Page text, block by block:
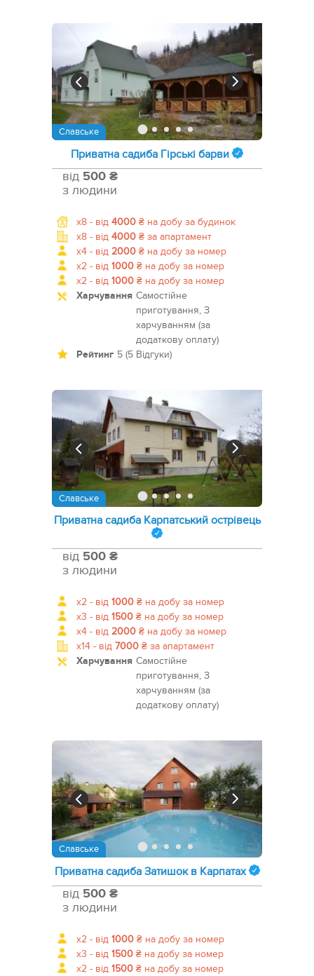
Славське
Приватна садиба Гірські барви
від 500 ₴
з людини
x8 - від 4000 ₴ на добу за будинок
x8 - від 4000 ₴ за апартамент
x4 - від 2000 ₴ на добу за номер
x2 - від 1000 ₴ на добу за номер
x2 - від 1000 ₴ на добу за номер
Харчування Самостійне
приготування, З
харчуванням (за
додаткову оплату)
Рейтинг 5 (5 Відгуки)
Славське
Приватна садиба Карпатський острівець
від 500 ₴
з людини
x2 - від 1000 ₴ на добу за номер
x3 - від 1500 ₴ на добу за номер
x4 - від 2000 ₴ на добу за номер
x14 - від 7000 ₴ за апартамент
Харчування Самостійне
приготування, З
харчуванням (за
додаткову оплату)
Славське
Приватна садиба Затишок в Карпатах
від 500 ₴
з людини
x2 - від 1000 ₴ на добу за номер
x3 - від 1500 ₴ на добу за номер
x2 - від 1500 ₴ на добу за номер